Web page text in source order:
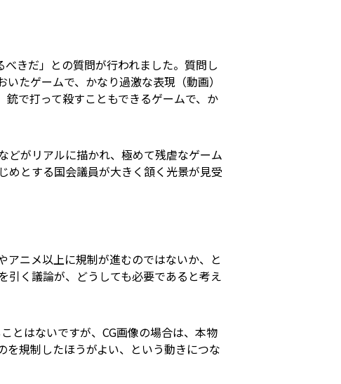
きだ」との質問が行われました。質問し
たゲームで、かなり過激な表現（動画）
で打って殺すこともできるゲームで、か
どがリアルに描かれ、極めて残虐なゲーム
めとする国会議員が大きく頷く光景が見受
ニメ以上に規制が進むのではないか、と
引く議論が、どうしても必要であると考え
とはないですが、CG画像の場合は、本物
規制したほうがよい、という動きにつな